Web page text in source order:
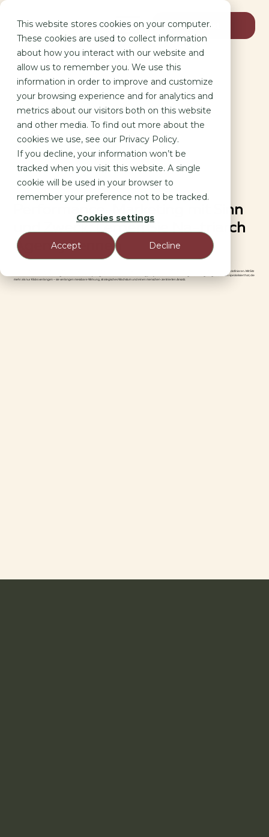
This website stores cookies on your computer.
These cookies are used to collect information
about how you interact with our website and
allow us to remember you. We use this
information in order to improve and customize
your browsing experience and for analytics and
metrics about our visitors both on this website
and other media. To find out more about the
cookies we use, see our Privacy Policy.
If you decline, your information won’t be
tracked when you visit this website. A single
cookie will be used in your browser to
remember your preference not to be tracked.
Cookies settings
Accept Decline
Kontakt
Performance-Marketing mit Sinn
und Zweck: Lernen Sie Na-triarch
Agency kennen
In einer digitalen Landschaft, die von Standardlösungen geprägt ist, wurde die Natriarch Agency gegründet, um die Partnerschaft im Performance-Marketing neu zu definieren. Mit Sitz
in Deutschland und weltweiter Tätigkeit sind wir eine Boutique-Agentur für Suchmaschinenwerbung (SEA), die sich auf Marken und gemeinnützige Organisationen spezialisiert hat, die
mehr als nur Klicks verlangen – sie verlangen messbare Wirkung, strategisches Wachstum und einen menschen-zentrierten Ansatz.